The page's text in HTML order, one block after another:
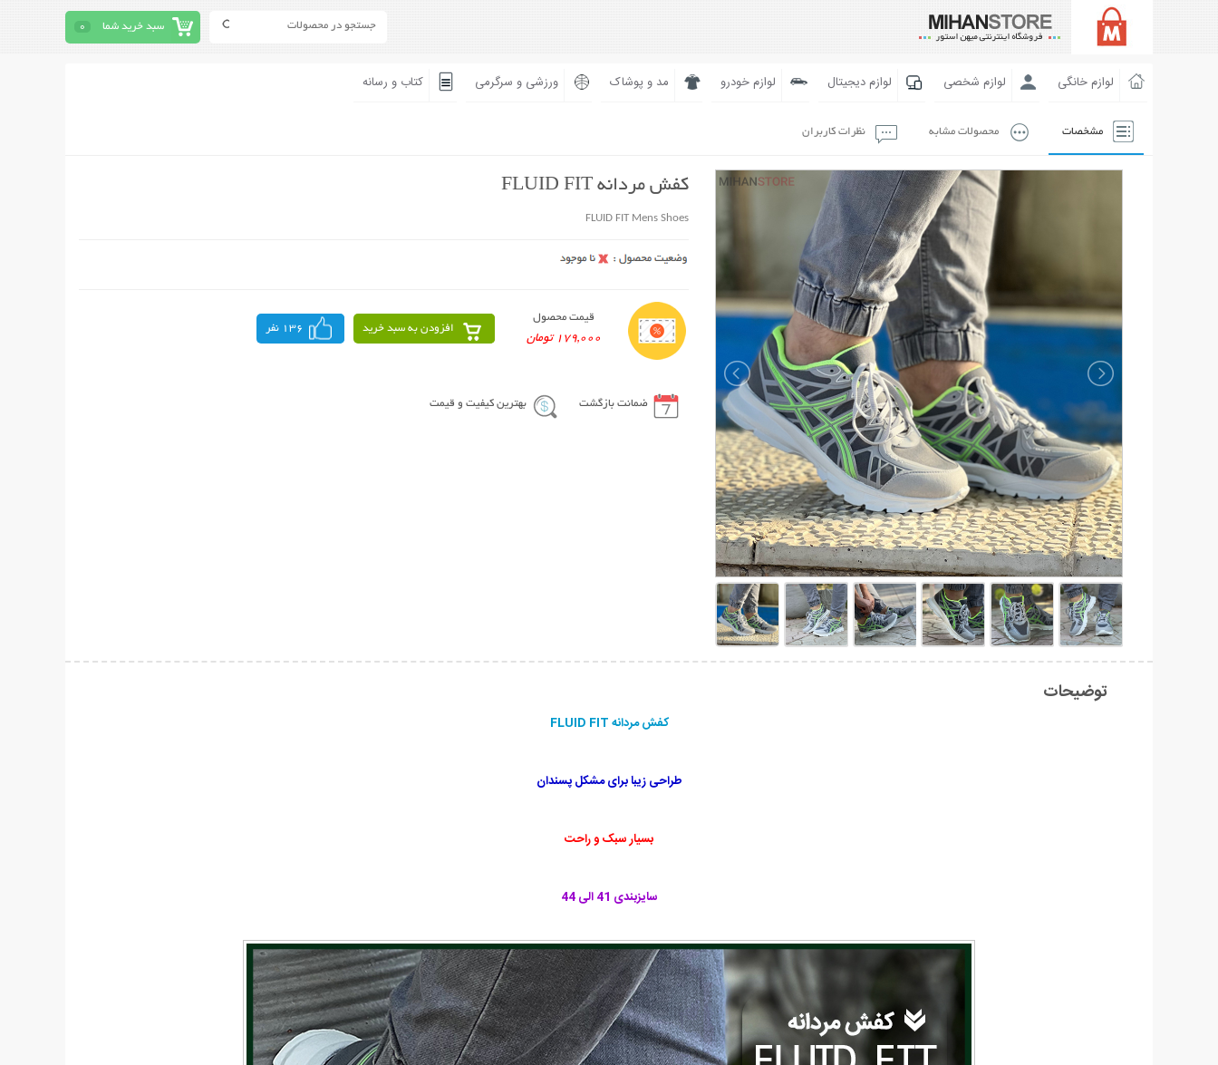
سبد خرید شما 0
لوازم خانگی لوازم شخصی لوازم دیجیتال لوازم خودرو مد و پوشاک ورزشی و سرگرمی کتاب و رسانه
مشخصات محصولات مشابه نظرات کاربران
کفش مردانه FLUID FIT
FLUID FIT Mens Shoes
قیمت محصول
179,000 تومان
افزودن به سبد خرید 136 نفر
ضمانت بازگشت بهترین کیفیت و قیمت
توضیحات
کفش مردانه FLUID FIT
طراحی زیبا برای مشکل پسندان
بسیار سبک و راحت
سایزبندی 41 الی 44